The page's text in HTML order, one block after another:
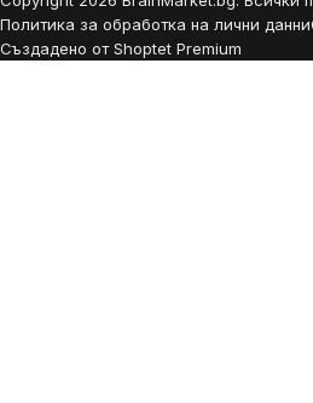
Политика за обработка на лични данни
Създадено от Shoptet Premium